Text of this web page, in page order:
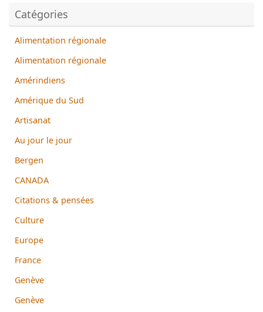
Catégories
Alimentation régionale
Alimentation régionale
Amérindiens
Amérique du Sud
Artisanat
Au jour le jour
Bergen
CANADA
Citations & pensées
Culture
Europe
France
Genève
Genève